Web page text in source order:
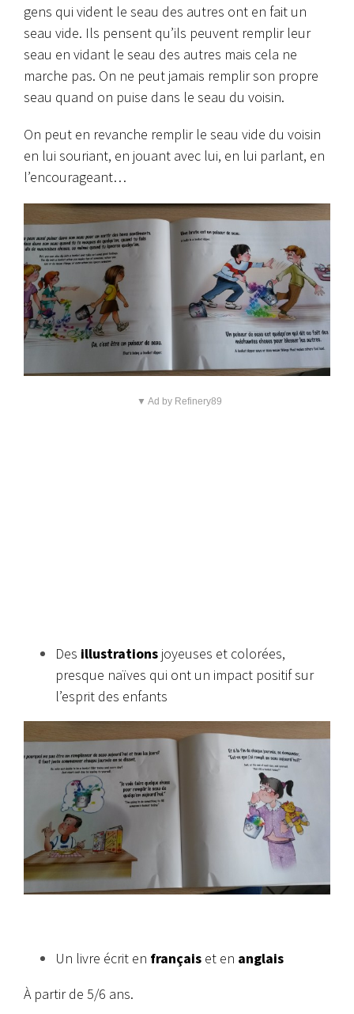
gens qui vident le seau des autres ont en fait un
seau vide. Ils pensent qu’ils peuvent remplir leur
seau en vidant le seau des autres mais cela ne
marche pas. On ne peut jamais remplir son propre
seau quand on puise dans le seau du voisin.
On peut en revanche remplir le seau vide du voisin
en lui souriant, en jouant avec lui, en lui parlant, en
l’encourageant…
▼ Ad by Refinery89
Des illustrations joyeuses et colorées,
presque naïves qui ont un impact positif sur
l’esprit des enfants
Un livre écrit en français et en anglais
À partir de 5/6 ans.